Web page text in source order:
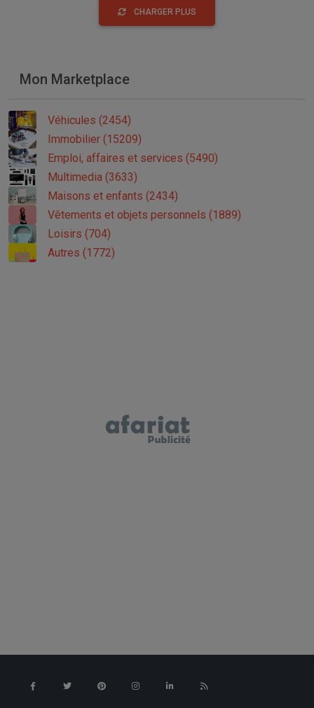
CHARGER PLUS
Mon Marketplace
Véhicules (2454)
Immobilier (15209)
Emploi, affaires et services (5490)
Multimedia (3633)
Maisons et enfants (2434)
Vêtements et objets personnels (1889)
Loisirs (704)
Autres (1772)